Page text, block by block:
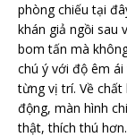
phòng chiếu tại
khán giả ngồi sau
bom tấn mà
chú ý với độ êm
từng vị trí. Về
động, màn hình
thật, thích thú hơn.